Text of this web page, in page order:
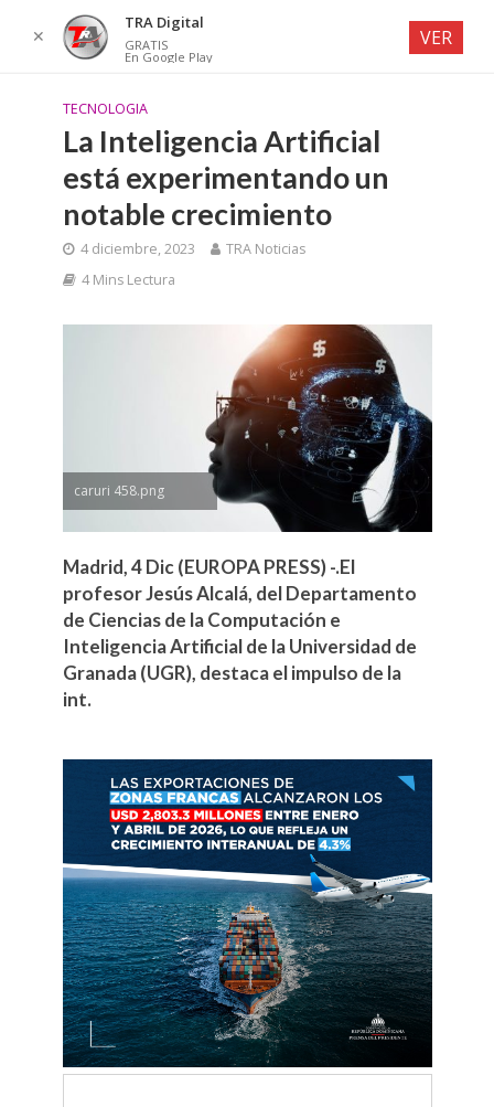
TECNOLOGIA
La Inteligencia Artificial
está experimentando un
notable crecimiento
4 diciembre, 2023
TRA Noticias
4 Mins Lectura
caruri 458.png
Madrid, 4 Dic (EUROPA PRESS) -.El
profesor Jesús Alcalá, del Departamento
de Ciencias de la Computación e
Inteligencia Artificial de la Universidad de
Granada (UGR), destaca el impulso de la
int.
✕
TRA Digital
GRATIS
En Google Play
VER